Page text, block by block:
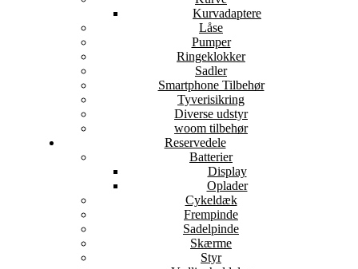
Kurvadaptere
Låse
Pumper
Ringeklokker
Sadler
Smartphone Tilbehør
Tyverisikring
Diverse udstyr
woom tilbehør
Reservedele
Batterier
Display
Oplader
Cykeldæk
Frempinde
Sadelpinde
Skærme
Styr